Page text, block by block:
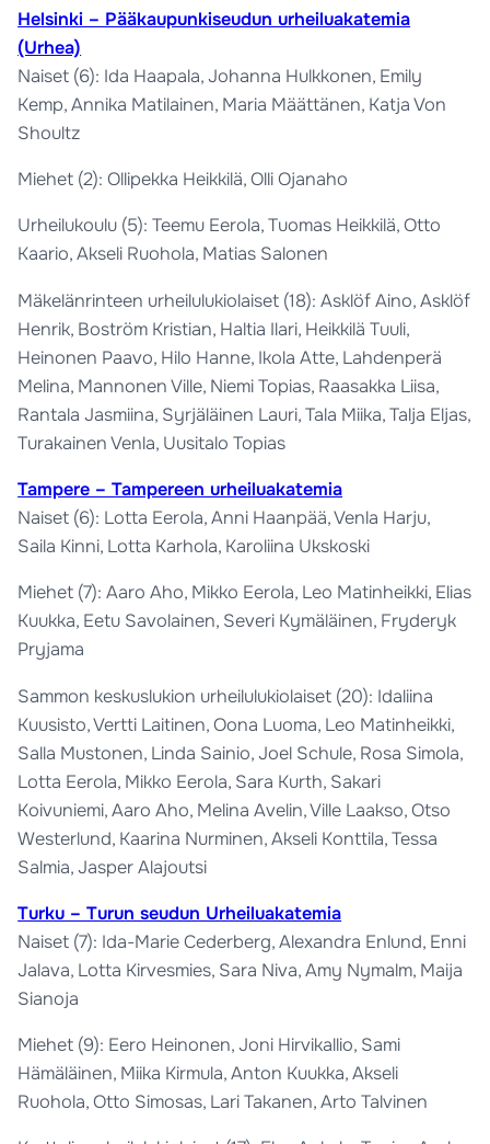
Helsinki – Pääkaupunkiseudun urheiluakatemia
(Urhea)
Naiset (6): Ida Haapala, Johanna Hulkkonen, Emily
Kemp, Annika Matilainen, Maria Määttänen, Katja Von
Shoultz
Miehet (2): Ollipekka Heikkilä, Olli Ojanaho
Urheilukoulu (5): Teemu Eerola, Tuomas Heikkilä, Otto
Kaario, Akseli Ruohola, Matias Salonen
Mäkelänrinteen urheilulukiolaiset (18): Asklöf Aino, Asklöf
Henrik, Boström Kristian, Haltia Ilari, Heikkilä Tuuli,
Heinonen Paavo, Hilo Hanne, Ikola Atte, Lahdenperä
Melina, Mannonen Ville, Niemi Topias, Raasakka Liisa,
Rantala Jasmiina, Syrjäläinen Lauri, Tala Miika, Talja Eljas,
Turakainen Venla, Uusitalo Topias
Tampere – Tampereen urheiluakatemia
Naiset (6): Lotta Eerola, Anni Haanpää, Venla Harju,
Saila Kinni, Lotta Karhola, Karoliina Ukskoski
Miehet (7): Aaro Aho, Mikko Eerola, Leo Matinheikki, Elias
Kuukka, Eetu Savolainen, Severi Kymäläinen, Fryderyk
Pryjama
Sammon keskuslukion urheilulukiolaiset (20): Idaliina
Kuusisto, Vertti Laitinen, Oona Luoma, Leo Matinheikki,
Salla Mustonen, Linda Sainio, Joel Schule, Rosa Simola,
Lotta Eerola, Mikko Eerola, Sara Kurth, Sakari
Koivuniemi, Aaro Aho, Melina Avelin, Ville Laakso, Otso
Westerlund, Kaarina Nurminen, Akseli Konttila, Tessa
Salmia, Jasper Alajoutsi
Turku – Turun seudun Urheiluakatemia
Naiset (7): Ida-Marie Cederberg, Alexandra Enlund, Enni
Jalava, Lotta Kirvesmies, Sara Niva, Amy Nymalm, Maija
Sianoja
Miehet (9): Eero Heinonen, Joni Hirvikallio, Sami
Hämäläinen, Miika Kirmula, Anton Kuukka, Akseli
Ruohola, Otto Simosas, Lari Takanen, Arto Talvinen